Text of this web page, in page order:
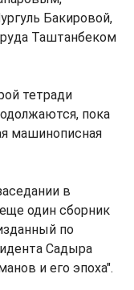
Бакировой,
Таштанбеком
тетради
пока
машинописная
в
один сборник
по
Садыра
и его эпоха".